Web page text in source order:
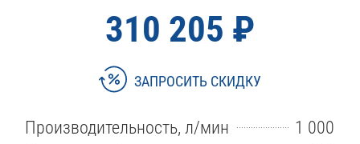
310 205 ₽
ЗАПРОСИТЬ СКИДКУ
Производительность, л/мин
1 000